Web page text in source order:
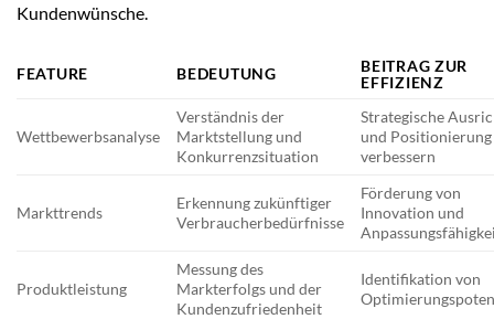
Kundenwünsche.
FEATURE BEDEUTUNG
BEITRAG ZUR
EFFIZIENZ
Wettbewerbsanalyse
Verständnis der
Marktstellung und
Konkurrenzsituation
Strategische
und Positionierung
verbessern
Markttrends
Erkennung zukünftiger
Verbraucherbedürfnisse
Förderung von
Innovation und
Produktleistung
Messung des
Markterfolgs und der
Kundenzufriedenheit
Identifikation von